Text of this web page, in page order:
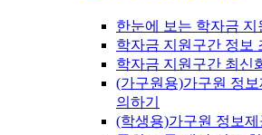
한눈에 보는 학자금 지
학자금 지원구간 정보
학자금 지원구간 최신
(가구원용)가구원 정
의하기
(학생용)가구원 정보